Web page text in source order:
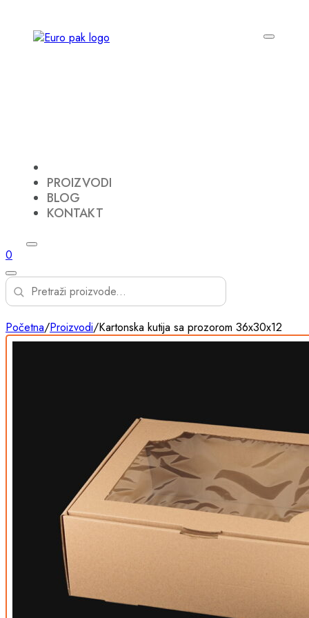
PROIZVODI
BLOG
KONTAKT
0
Početna/Proizvodi/Kartonska kutija sa prozorom 36x30x12